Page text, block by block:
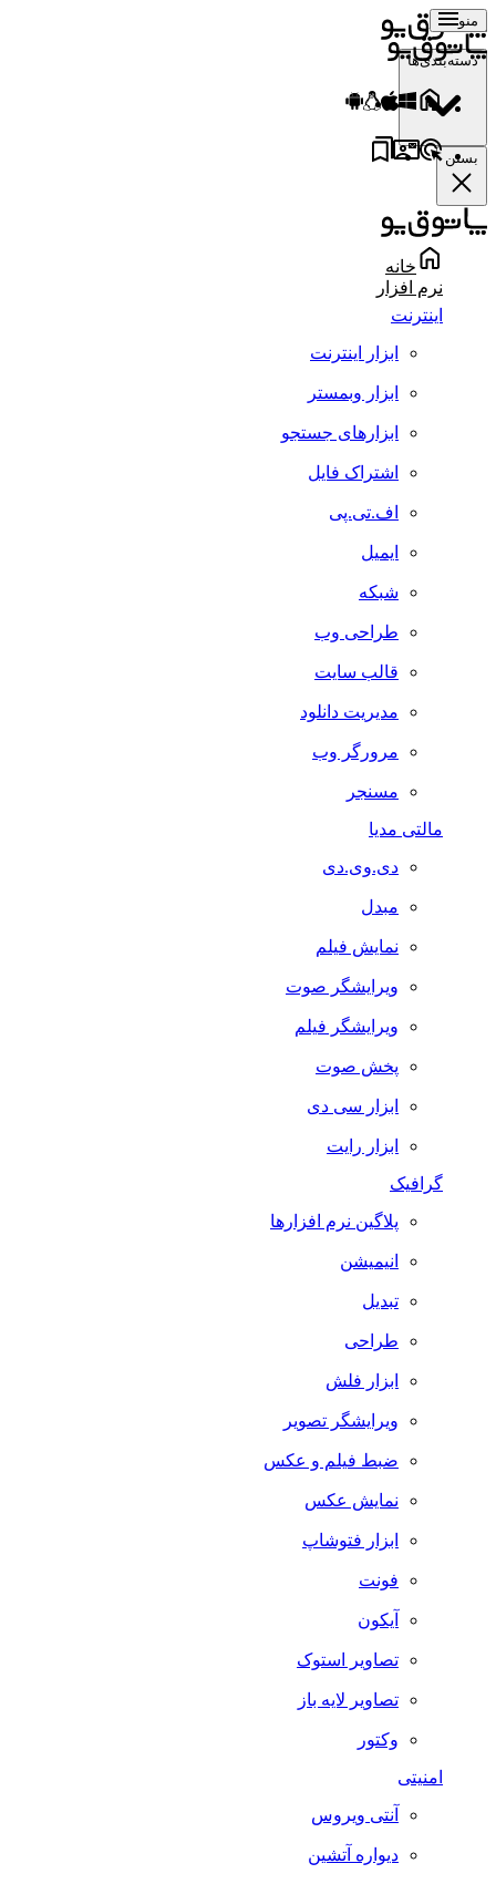
منو
دسته‌بندی‌ها
بستن
خانه
نرم افزار
اینترنت
ابزار اینترنت
ابزار وبمستر
ابزارهای جستجو
اشتراک فایل
اف.تی.پی
ایمیل
شبکه
طراحی وب
قالب سایت
مدیریت دانلود
مرورگر وب
مسنجر
مالتی مدیا
دی.وی.دی
مبدل
نمایش فیلم
ویرایشگر صوت
ویرایشگر فیلم
پخش صوت
ابزار سی دی
ابزار رایت
گرافیک
پلاگین نرم افزارها
انیمیشن
تبدیل
طراحی
ابزار فلش
ویرایشگر تصویر
ضبط فيلم و عكس
نمایش عکس
ابزار فتوشاپ
فونت
آیکون
تصاویر استوک
تصاویر لایه باز
وکتور
امنیتی
آنتی ویروس
دیواره آتشین